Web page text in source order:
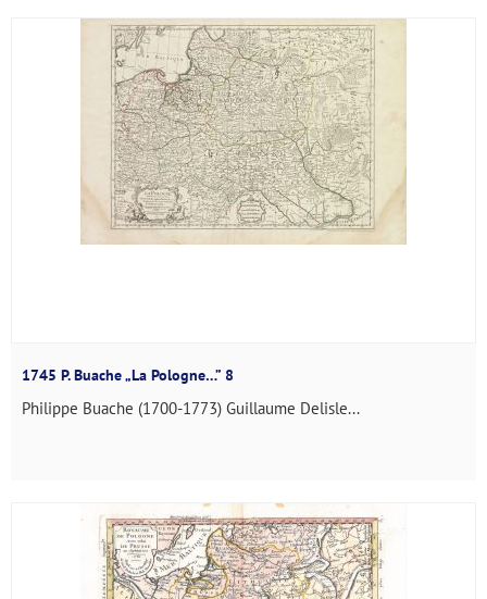
1745 P. Buache „La Pologne…” 8
Philippe Buache (1700-1773) Guillaume Delisle...